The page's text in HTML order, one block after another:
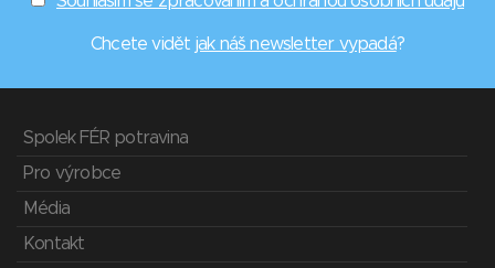
Chcete vidět jak náš newsletter vypadá?
Spolek FÉR potravina
Pro výrobce
Média
Kontakt